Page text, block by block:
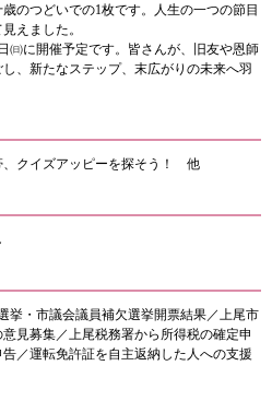
のつどいでの1枚です。人生の一つの節目
えました。
㈰に開催予定です。皆さんが、旧友や恩師
、新たなステップ、末広がりの未来へ羽
、クイズアッピーを探そう！ 他
挙・市議会議員補欠選挙開票結果／上尾市
見募集／上尾税務署から所得税の確定申
／運転免許証を自主返納した人への支援